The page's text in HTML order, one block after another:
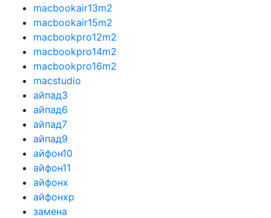
macbookair13m2
macbookair15m2
macbookpro12m2
macbookpro14m2
macbookpro16m2
macstudio
айпад3
айпад6
айпад7
айпад9
айфон10
айфон11
айфонx
айфонхр
замена